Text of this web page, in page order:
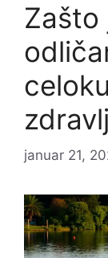
Zašto
januar 21,